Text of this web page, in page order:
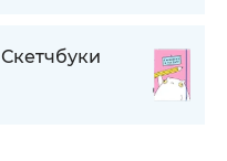
Скетчбуки